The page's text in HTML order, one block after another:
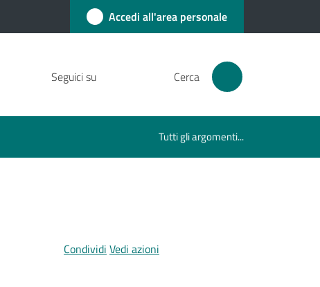
Accedi all'area personale
Seguici su Cerca
Tutti gli argomenti...
Condividi Vedi azioni